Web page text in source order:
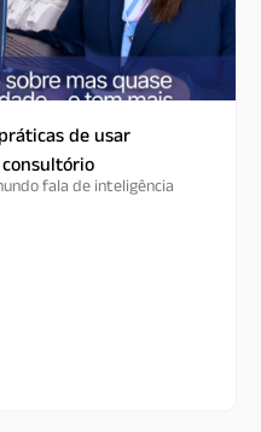
de usar
fala de inteligência